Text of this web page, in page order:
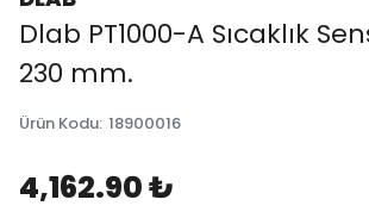
Dlab PT1000-A Sıcaklık
230 mm.
Ürün Kodu: 18900016
4,162.90 ₺